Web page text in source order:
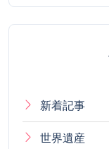
新着記事
世界遺産